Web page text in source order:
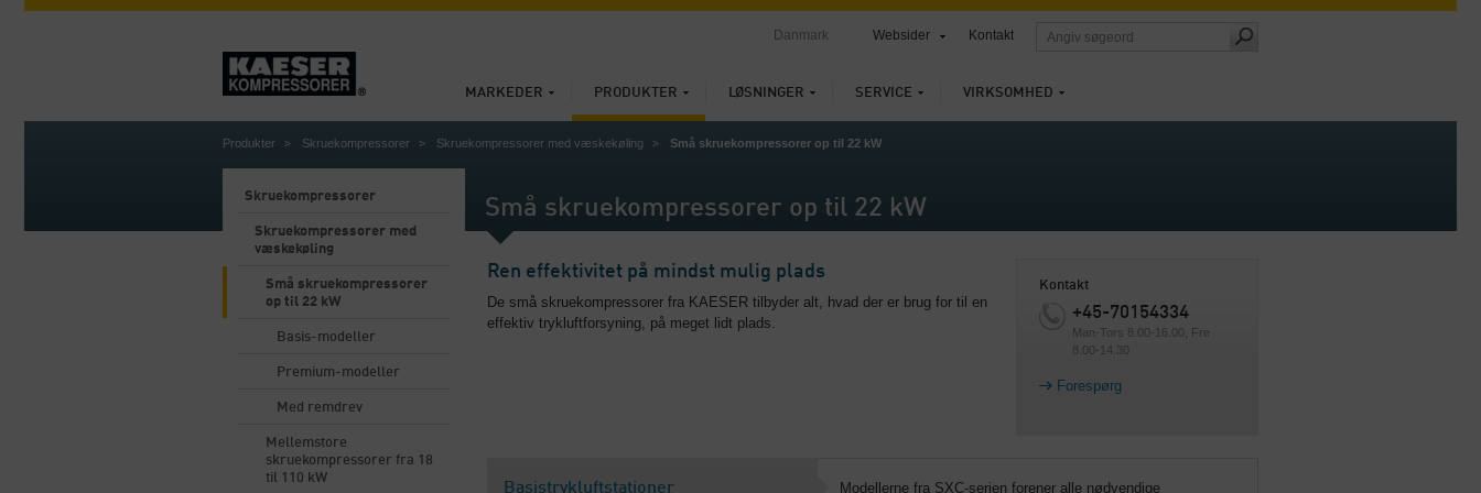
MARKEDER PRODUKTER LØSNINGER SERVICE VIRKSOMHED
Danmark Websider Kontakt
Produkter Skruekompressorer Skruekompressorer med væskekøling Små skruekompressorer op til 22 kW
Små skruekompressorer op til 22 kW
Skruekompressorer
Skruekompressorer med
væskekøling
Små skruekompressorer
op til 22 kW
Basis-modeller
Premium-modeller
Med remdrev
Mellemstore
skruekompressorer fra 18
til 110 kW
Ren effektivitet på mindst mulig plads
De små skruekompressorer fra KAESER tilbyder alt, hvad der er brug for til en
effektiv trykluftforsyning, på meget lidt plads.
Kontakt
+45-70154334
Man-Tors 8.00-16.00, Fre
8.00-14.30
Forespørg
Basistrykluftstationer
Modellerne fra SXC-serien forener alle nødvendige